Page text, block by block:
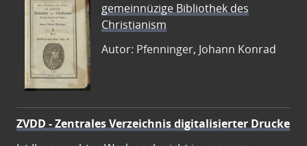
gemeinnüzige Bibliothek des
Christianism
Autor: Pfenninger, Johann Konrad
ZVDD - Zentrales Verzeichnis digitalisierter Drucke